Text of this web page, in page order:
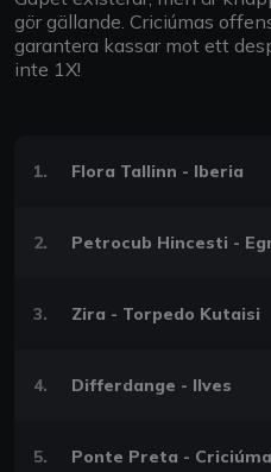
gör gällande. Criciúmas
garantera kassar mot ett
inte 1X!
1. Flora Tallinn - Iberia
2. Petrocub Hincesti -
3. Zira - Torpedo Kutaisi
4. Differdange - Ilves
5. Ponte Preta - Criciúma